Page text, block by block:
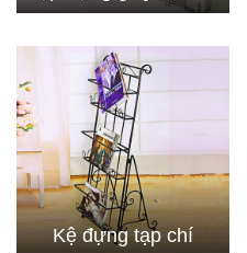
Kệ đựng tạp chí